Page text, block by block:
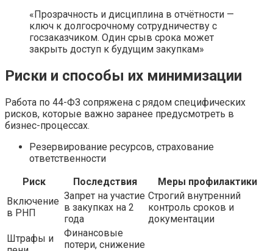
«Прозрачность и дисциплина в отчётности —
ключ к долгосрочному сотрудничеству с
госзаказчиком. Один срыв срока может
закрыть доступ к будущим закупкам»
Риски и способы их минимизации
Работа по 44-ФЗ сопряжена с рядом специфических
рисков, которые важно заранее предусмотреть в
бизнес-процессах.
Резервирование ресурсов, страхование
ответственности
Риск
Последствия
Меры профилактики
Включение
в РНП
Запрет на участие
в закупках на 2
года
Строгий внутренний
контроль сроков и
документации
Штрафы и
Финансовые
потери, снижение